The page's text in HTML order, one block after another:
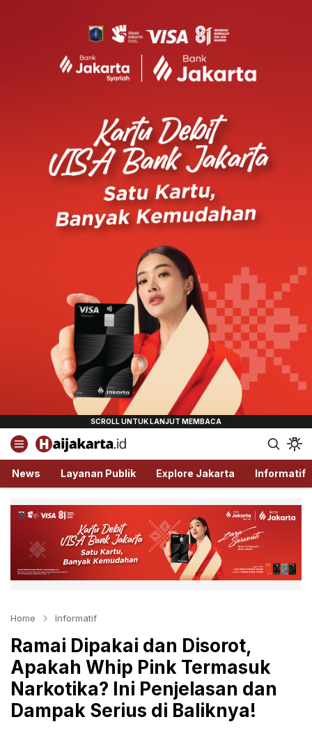
Haijakarta.id
Semua Tentang Jakarta Ada Disini!
News Layanan Publik Explore Jakarta Informatif
Home Informatif
Ramai Dipakai dan Disorot,
Apakah Whip Pink Termasuk
Narkotika? Ini Penjelasan dan
Dampak Serius di Baliknya!